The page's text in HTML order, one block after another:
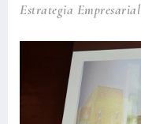
Estrategia Empresarial